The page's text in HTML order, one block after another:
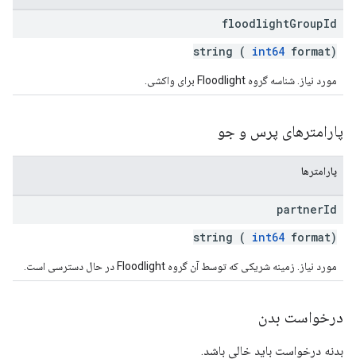
floodlightGroupId
string ( int64 format)
مورد نیاز. شناسه گروه Floodlight برای واکشی.
پارامترهای پرس و جو
پارامترها
partnerId
string ( int64 format)
مورد نیاز. زمینه شریکی که توسط آن گروه Floodlight در حال دسترسی است.
درخواست بدن
بدنه درخواست باید خالی باشد.